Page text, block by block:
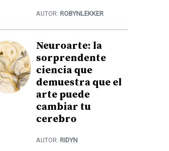
AUTOR: ROBYNLEKKER
Neuroarte: la
sorprendente
ciencia que
demuestra que el
arte puede
cambiar tu
cerebro
AUTOR: RIDYN